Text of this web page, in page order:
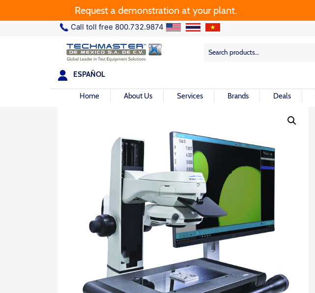
Request a demonstration at your plant.
Call toll free 800.732.9874
Search
Search
ESPAÑOL
Home About Us Services Brands Deals